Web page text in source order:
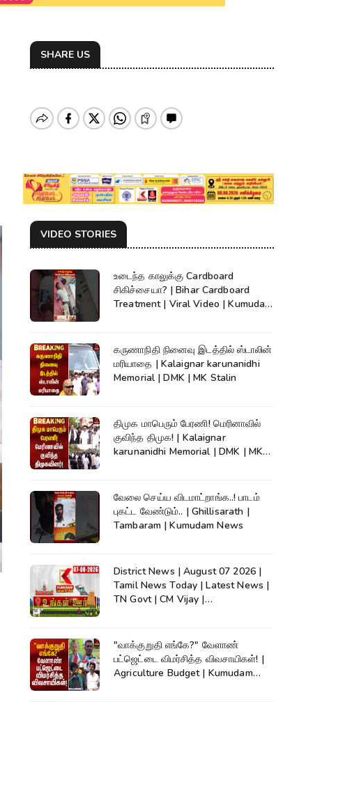
SHARE US
VIDEO STORIES
உடைந்த காலுக்கு Cardboard
சிகிச்சையா? | Bihar Cardboard
Treatment | Viral Video | Kumudam
கருணாநிதி நினைவு இடத்தில் ஸ்டாலின்
மரியாதை | Kalaignar karunanidhi
Memorial | DMK | MK Stalin
திமுக மாபெரும் பேரணி! மெரினாவில்
குவிந்த திமுக! | Kalaignar
karunanidhi Memorial | DMK | MK
வேலை செய்ய விடமாட்றாங்க..! பாடம்
புகட்ட வேண்டும்.. | Ghillisarath |
Tambaram | Kumudam News
District News | August 07 2026 |
Tamil News Today | Latest News |
TN Govt | CM Vijay |
"வாக்குறுதி எங்கே?" வேளாண்
பட்ஜெட்டை விமர்சித்த விவசாயிகள்! |
Agriculture Budget | Kumudam